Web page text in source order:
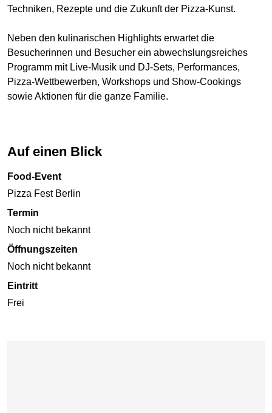
Techniken, Rezepte und die Zukunft der Pizza-Kunst.
Neben den kulinarischen Highlights erwartet die
Besucherinnen und Besucher ein abwechslungsreiches
Programm mit Live-Musik und DJ-Sets, Performances,
Pizza-Wettbewerben, Workshops und Show-Cookings
sowie Aktionen für die ganze Familie.
Auf einen Blick
Food-Event
Pizza Fest Berlin
Termin
Noch nicht bekannt
Öffnungszeiten
Noch nicht bekannt
Eintritt
Frei